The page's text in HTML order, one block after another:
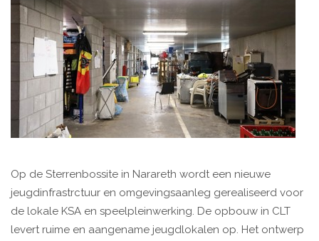
Op de Sterrenbossite in Narareth wordt een nieuwe
jeugdinfrastrctuur en omgevingsaanleg gerealiseerd voor
de lokale KSA en speelpleinwerking. De opbouw in CLT
levert ruime en aangename jeugdlokalen op. Het ontwerp